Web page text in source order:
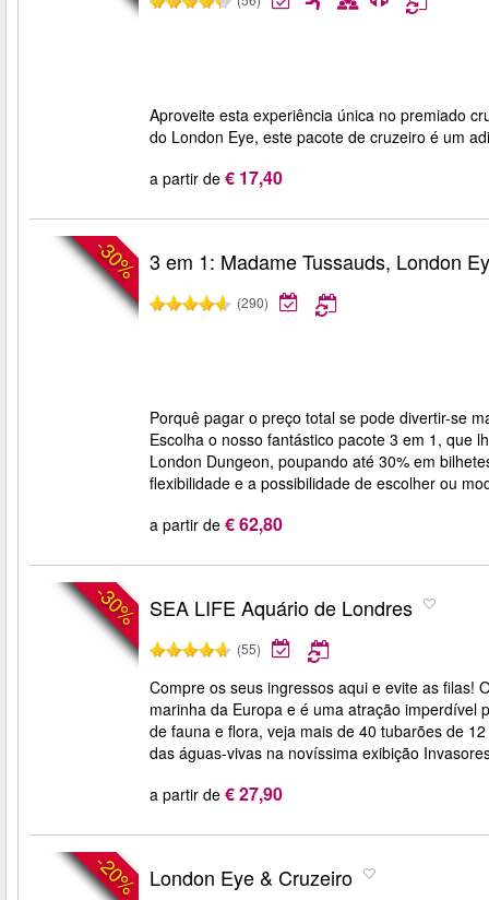
Aproveite esta experiência única no premiado
do London Eye, este pacote de cruzeiro é um
a partir de € 17,40
-30% 3 em 1: Madame Tussauds, London
(290)
Porquê pagar o preço total se pode divertir-se
Escolha o nosso fantástico pacote 3 em 1, que
London Dungeon, poupando até 30% em
flexibilidade e a possibilidade de escolher ou
a partir de € 62,80
-30% SEA LIFE Aquário de Londres
(55)
Compre os seus ingressos aqui e evite as filas!
marinha da Europa e é uma atração imperdível
de fauna e flora, veja mais de 40 tubarões de
das águas-vivas na novíssima exibição
a partir de € 27,90
-20% London Eye & Cruzeiro